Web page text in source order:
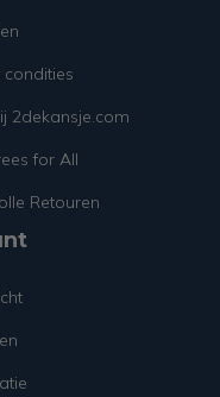
2dekansje.com
for All
Retouren